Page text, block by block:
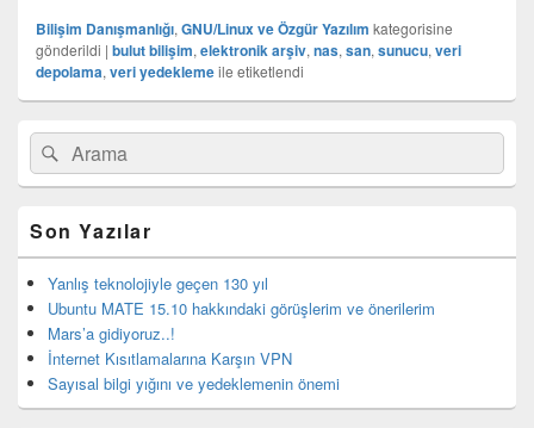
Bilişim Danışmanlığı, GNU/Linux ve Özgür Yazılım kategorisine
gönderildi | bulut bilişim, elektronik arşiv, nas, san, sunucu, veri
depolama, veri yedeklemeile etiketlendi
Birincil
bar
eklenti
Search
for:
Ara
Son Yazılar
Yanlış teknolojiyle geçen 130 yıl
Ubuntu MATE 15.10 hakkındaki görüşlerim ve önerilerim
Mars’a gidiyoruz..!
İnternet Kısıtlamalarına Karşın VPN
Sayısal bilgi yığını ve yedeklemenin önemi